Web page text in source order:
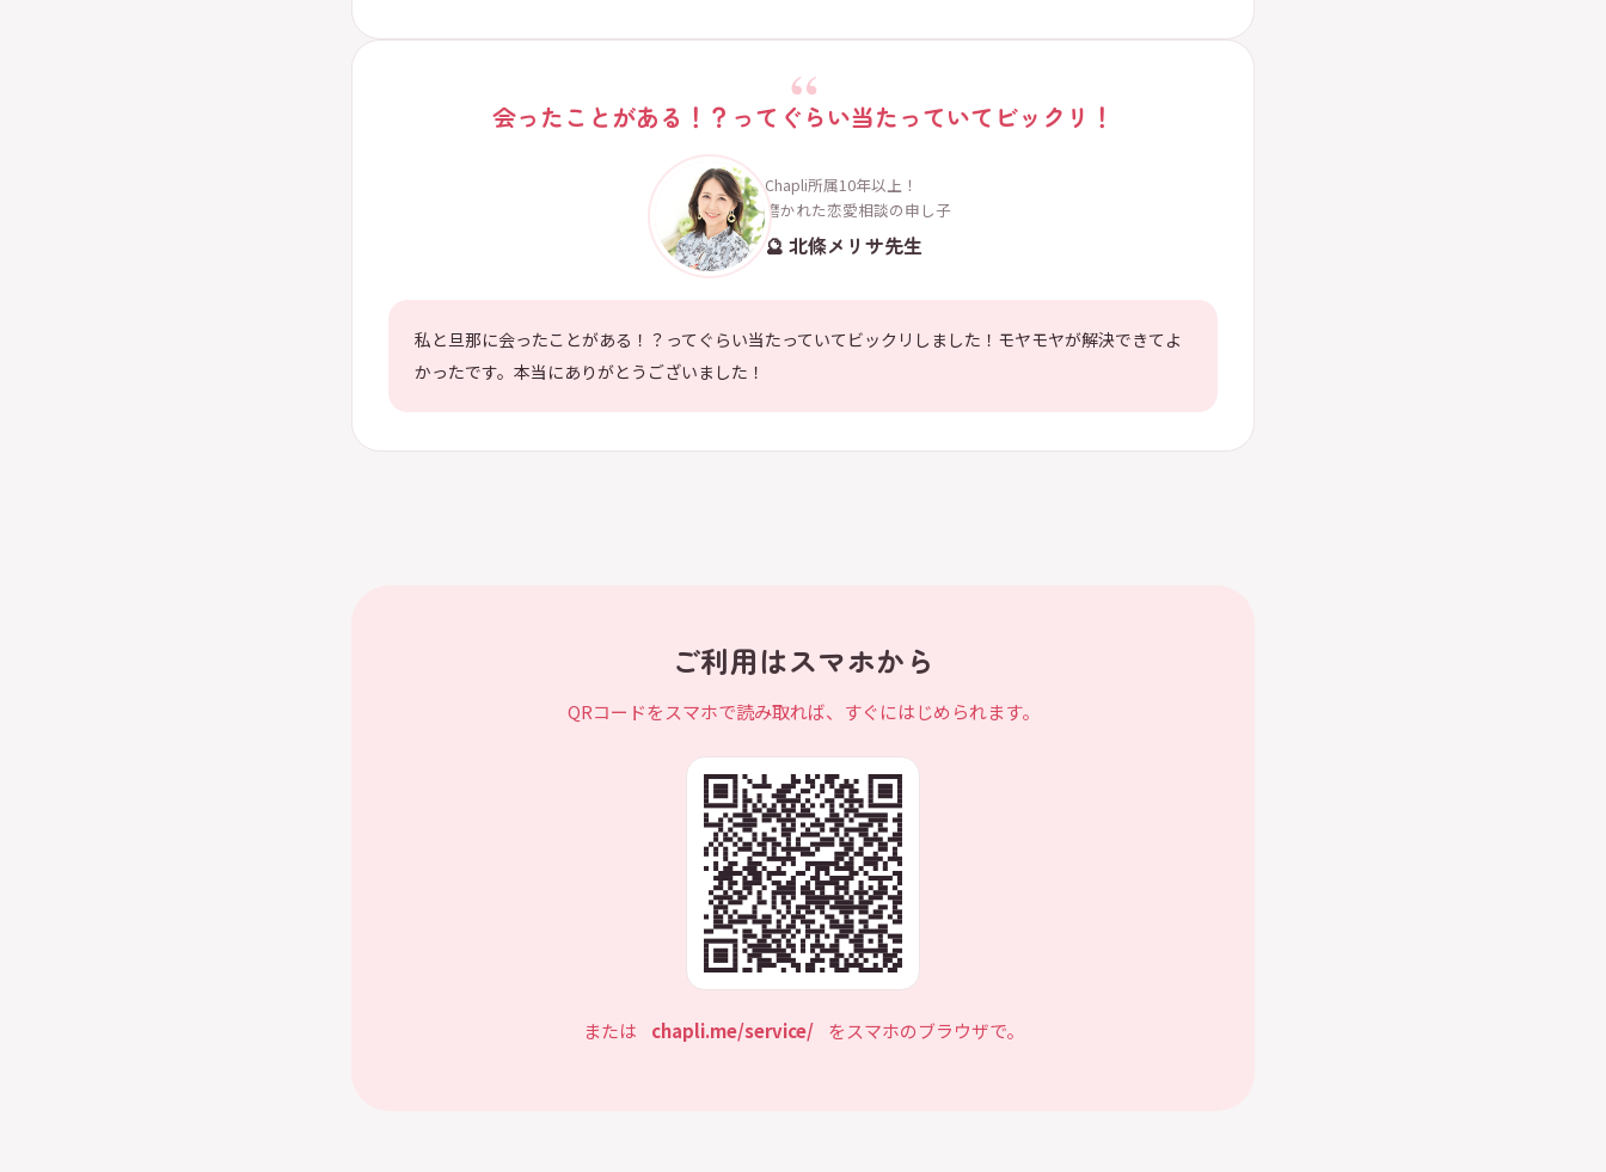
会ったことがある！？ってぐらい当たっていてビックリ！
Chapli所属10年以上！
磨かれた恋愛相談の申し子
🔮 北條メリサ先生
私と旦那に会ったことがある！？ってぐらい当たっていてビックリしました！モヤモヤが解決できてよ
かったです。本当にありがとうございました！
ご利用はスマホから
QRコードをスマホで読み取れば、すぐにはじめられます。
または chapli.me/service/ をスマホのブラウザで。